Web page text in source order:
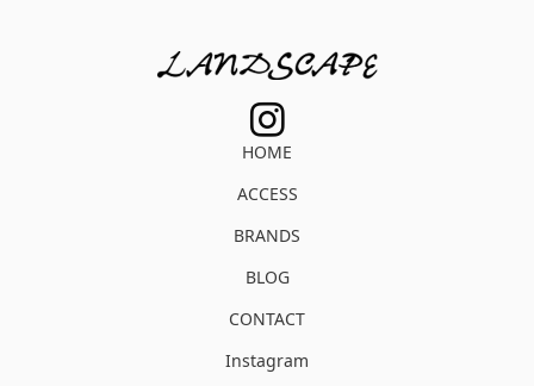
HOME
ACCESS
BRANDS
BLOG
CONTACT
Instagram